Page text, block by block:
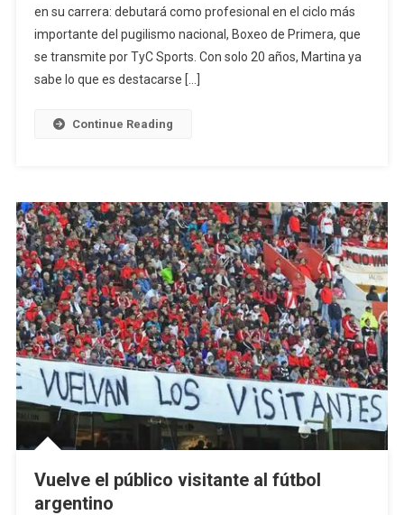
Doucet
Debuta
Como
Profesional
Boxeo
en su carrera: debutará como profesional en el ciclo más
importante del pugilismo nacional, Boxeo de Primera, que
se transmite por TyC Sports. Con solo 20 años, Martina ya
sabe lo que es destacarse […]
Continue Reading
Vuelve el público visitante al fútbol
argentino